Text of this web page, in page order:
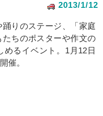
2013/1/12
りのステージ、「家庭
ちのポスターや作文の
るイベント。1月12日
催。